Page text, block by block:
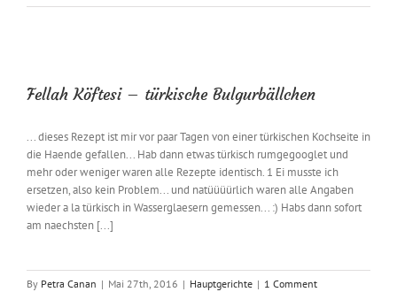
Fellah Köftesi – türkische Bulgurbällchen
... dieses Rezept ist mir vor paar Tagen von einer türkischen Kochseite in
die Haende gefallen... Hab dann etwas türkisch rumgegooglet und
mehr oder weniger waren alle Rezepte identisch. 1 Ei musste ich
ersetzen, also kein Problem... und natüüüürlich waren alle Angaben
wieder a la türkisch in Wasserglaesern gemessen... :) Habs dann sofort
am naechsten [...]
By Petra Canan | Mai 27th, 2016 | Hauptgerichte | 1 Comment